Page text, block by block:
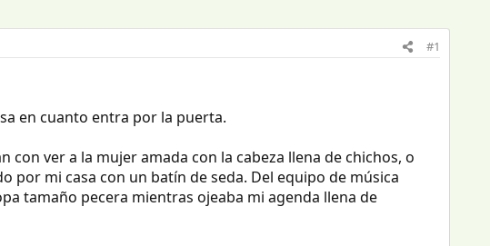
#1
en cuanto entra por la puerta.
ver a la mujer amada con la cabeza llena de chichos, o
por mi casa con un batín de seda. Del equipo de música
tamaño pecera mientras ojeaba mi agenda llena de